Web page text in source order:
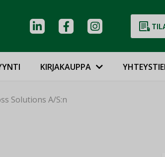
KIRJAKAUPPA
Solutions A/S:n